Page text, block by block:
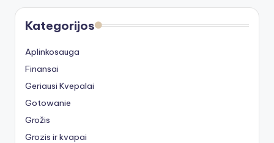
Kategorijos
Aplinkosauga
Finansai
Geriausi Kvepalai
Gotowanie
Grožis
Grozis ir kvapai